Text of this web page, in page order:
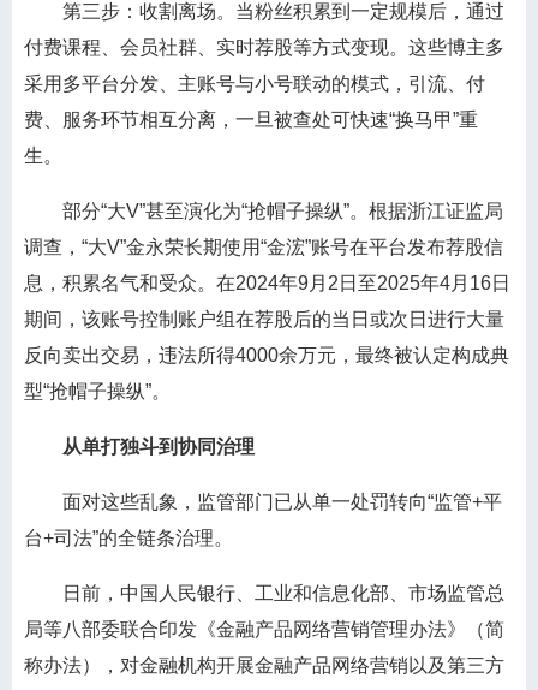
第三步：收割离场。当粉丝积累到一定规模后，通过
付费课程、会员社群、实时荐股等方式变现。这些博主多
采用多平台分发、主账号与小号联动的模式，引流、付
费、服务环节相互分离，一旦被查处可快速“换马甲”重
生。
部分“大V”甚至演化为“抢帽子操纵”。根据浙江证监局
调查，“大V”金永荣长期使用“金浤”账号在平台发布荐股信
息，积累名气和受众。在2024年9月2日至2025年4月16日
期间，该账号控制账户组在荐股后的当日或次日进行大量
反向卖出交易，违法所得4000余万元，最终被认定构成典
型“抢帽子操纵”。
从单打独斗到协同治理
面对这些乱象，监管部门已从单一处罚转向“监管+平
台+司法”的全链条治理。
日前，中国人民银行、工业和信息化部、市场监管总
局等八部委联合印发《金融产品网络营销管理办法》（简
称办法），对金融机构开展金融产品网络营销以及第三方